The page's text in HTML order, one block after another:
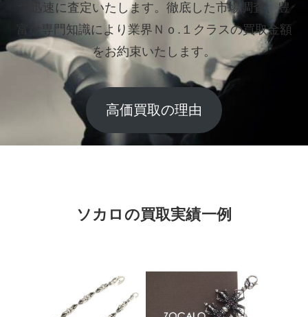
つ迅速に査定いたします。 徹底した市場調査、豊
富な専門知識により業界Ｎｏ.１クラスの買取金額
をお約束いたします。
高価買取の理由
ソカロの買取実績一例